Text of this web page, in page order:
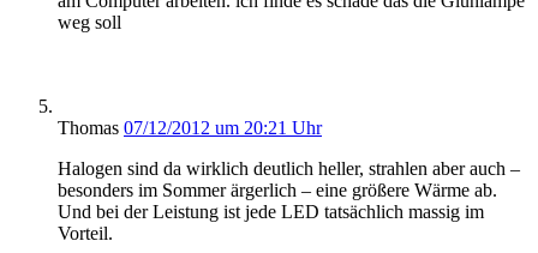
weg soll
Thomas 07/12/2012 um 20:21 Uhr
Halogen sind da wirklich deutlich heller, strahlen aber auch –
besonders im Sommer ärgerlich – eine größere Wärme ab.
Und bei der Leistung ist jede LED tatsächlich massig im
Vorteil.